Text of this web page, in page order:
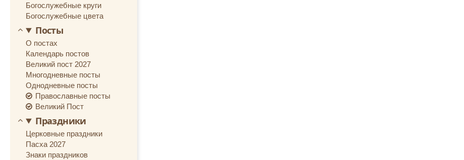
Богослужебные круги
Богослужебные цвета
Посты
О постах
Календарь постов
Великий пост 2027
Многодневные посты
Однодневные посты
Православные посты
Великий Пост
Праздники
Церковные праздники
Пасха 2027
Знаки праздников